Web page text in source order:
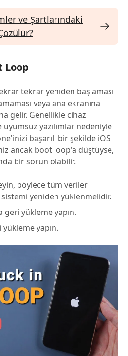
ve Şartlarındaki
Loop
tekrar yeniden başlaması
veya ana ekranına
gelir. Genellikle cihaz
uyumsuz yazılımlar nedeniyle
başarılı bir şekilde iOS
ancak boot loop'a düştüyse,
bir sorun olabilir.
böylece tüm veriler
yeniden yüklenmelidir.
geri yükleme yapın.
yapın.